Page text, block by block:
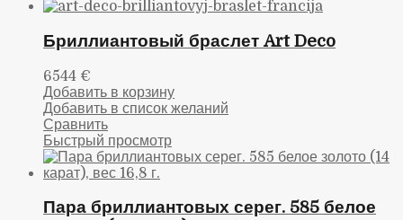
Бриллиантовый браслет Art Deco
6544 €
Добавить в корзину
Добавить в список желаний
Сравнить
Быстрый просмотр
Пара бриллиантовых серег. 585 белое